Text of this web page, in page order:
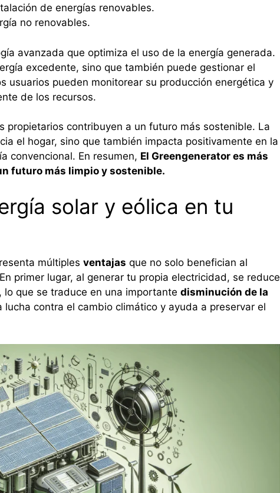
de energías renovables.
no renovables.
avanzada que optimiza el uso de la energía generada.
excedente, sino que también puede gestionar el
usuarios pueden monitorear su producción energética y
de los recursos.
propietarios contribuyen a un futuro más sostenible. La
el hogar, sino que también impacta positivamente en la
convencional. En resumen, El Greengenerator es más
futuro más limpio y sostenible.
solar y eólica en tu
múltiples ventajas que no solo benefician al
primer lugar, al generar tu propia electricidad, se reduce
que se traduce en una importante disminución de la
lucha contra el cambio climático y ayuda a preservar el